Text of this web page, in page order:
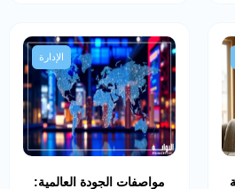
الإدارة
مواصفات الجودة العالمية: